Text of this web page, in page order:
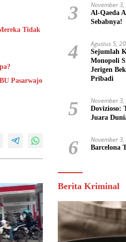
Tidak
Pasarwajo
3 November
Al-Qaeda
Sebabnya!
4 Agustus 5,
Sejumlah
Monopoli
Jerigen
Pribadi
5 November
Dovizioso:
Juara
6 November
Barcelona
Berita Kriminal